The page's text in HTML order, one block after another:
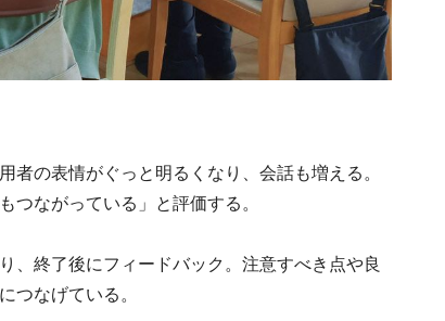
の表情がぐっと明るくなり、会話も増える。
つながっている」と評価する。
終了後にフィードバック。注意すべき点や良
つなげている。